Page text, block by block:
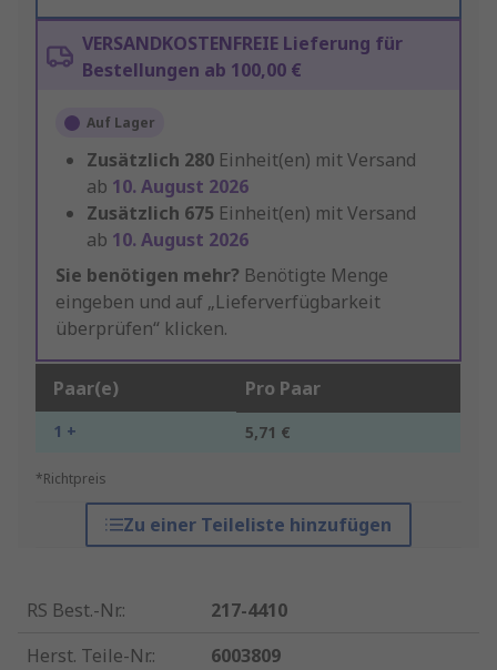
VERSANDKOSTENFREIE Lieferung für
Bestellungen ab 100,00 €
Auf Lager
Zusätzlich 280 Einheit(en) mit Versand
ab 10. August 2026
Zusätzlich 675 Einheit(en) mit Versand
ab 10. August 2026
Sie benötigen mehr? Benötigte Menge
eingeben und auf „Lieferverfügbarkeit
überprüfen“ klicken.
Paar(e) Pro Paar
1 + 5,71 €
*Richtpreis
Zu einer Teileliste hinzufügen
RS Best.-Nr.:
217-4410
Herst. Teile-Nr.:
6003809